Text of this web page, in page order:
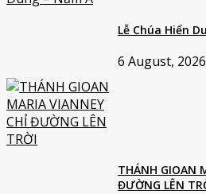
Lễ Chúa Hiển
6 August, 2026
THÁNH GIOAN
ĐƯỜNG LÊN